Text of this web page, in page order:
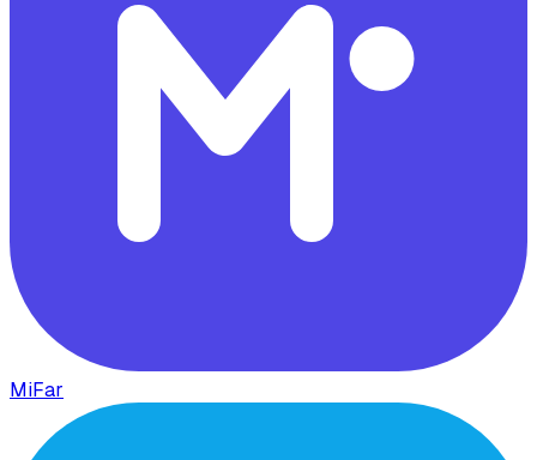
MiFar